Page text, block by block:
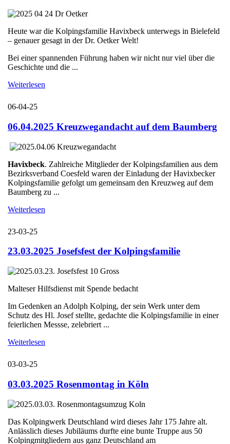
Heute war die Kolpingsfamilie Havixbeck unterwegs in Bielefeld
– genauer gesagt in der Dr. Oetker Welt!
Bei einer spannenden Führung haben wir nicht nur viel über die
Geschichte und die ...
Weiterlesen
06-04-25
06.04.2025 Kreuzwegandacht auf dem Baumberg
Havixbeck. Zahlreiche Mitglieder der Kolpingsfamilien aus dem
Bezirksverband Coesfeld waren der Einladung der Havixbecker
Kolpingsfamilie gefolgt um gemeinsam den Kreuzweg auf dem
Baumberg zu ...
Weiterlesen
23-03-25
23.03.2025 Josefsfest der Kolpingsfamilie
Malteser Hilfsdienst mit Spende bedacht
Im Gedenken an Adolph Kolping, der sein Werk unter dem
Schutz des Hl. Josef stellte, gedachte die Kolpingsfamilie in einer
feierlichen Messse, zelebriert ...
Weiterlesen
03-03-25
03.03.2025 Rosenmontag in Köln
Das Kolpingwerk Deutschland wird dieses Jahr 175 Jahre alt.
Anlässlich dieses Jubiläums durfte eine bunte Truppe aus 50
Kolpingmitgliedern aus ganz Deutschland am